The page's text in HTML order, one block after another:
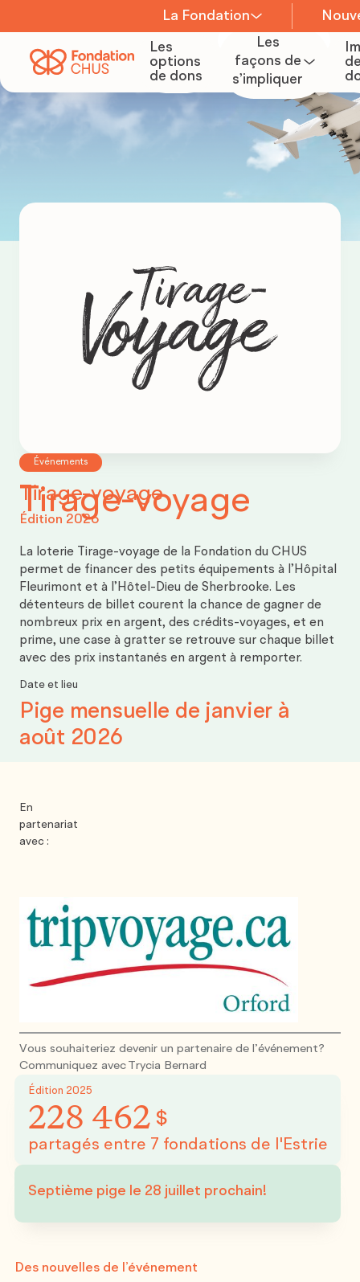
La Fondation
À propos
Équipe
d’administration
Comités
Carrière
Rapports
Les
options
de dons
Les
façons de
s’impliquer
Devenir
bénévole
une
Devenir
partenaire
Événements
Tirage-voyage
Tirage-voyage
Édition 2026
La loterie Tirage-voyage de la Fondation du CHUS
permet de financer des petits équipements à l’Hôpital
Fleurimont et à l’Hôtel-Dieu de Sherbrooke. Les
détenteurs de billet courent la chance de gagner de
nombreux prix en argent, des crédits-voyages, et en
prime, une case à gratter se retrouve sur chaque billet
avec des prix instantanés en argent à remporter.
Date et lieu
Pige mensuelle de janvier à
août 2026
En
partenariat
avec :
Vous souhaiteriez devenir un partenaire de l’événement?
Communiquez avec Trycia Bernard
Des nouvelles de l’événement
Édition 2025
228 462 $
partagés entre 7 fondations de l'Estrie
Septième pige le 28 juillet prochain!